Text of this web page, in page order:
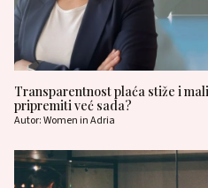
Transparentnost plaća stiže i
pripremiti već sada?
Autor: Women in Adria